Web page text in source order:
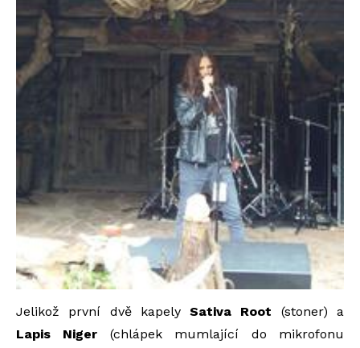
Jelikož první dvě kapelySativa Root (stoner) a
Lapis Niger (chlápek mumlající do mikrofonu